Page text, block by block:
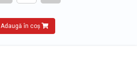
Adaugă în coș